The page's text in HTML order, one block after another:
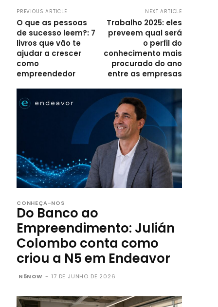
PREVIOUS ARTICLE
O que as pessoas
de sucesso leem?: 7
livros que vão te
ajudar a crescer
como
empreendedor
NEXT ARTICLE
Trabalho 2025: eles
preveem qual será
o perfil do
conhecimento mais
procurado do ano
entre as empresas
CONHEÇA-NOS
Do Banco ao
Empreendimento: Julián
Colombo conta como
criou a N5 em Endeavor
N5NOW - 17 DE JUNHO DE 2026